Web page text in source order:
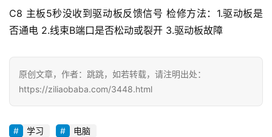
诗
C8 主板5秒没收到驱动板反馈信号 检修方法：1.驱动板是
否通电 2.线束B端口是否松动或裂开 3.驱动板故障
原创文章，作者：跳跳，如若转载，请注明出处：
https://ziliaobaba.com/3448.html
学习 电脑